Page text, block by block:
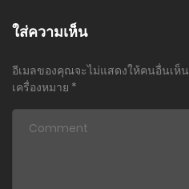
8 กรกฎาคม 2026
ใส่ความเห็น
อีเมลของคุณจะไม่แสดงให้คนอื่นเห็น
เครื่องหมาย *